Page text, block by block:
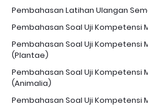
Pembahasan Latihan Ulangan
Pembahasan Soal Uji Kompetensi
Pembahasan Soal Uji Kompetensi
(Plantae)
Pembahasan Soal Uji Kompetensi
(Animalia)
Pembahasan Soal Uji Kompetensi